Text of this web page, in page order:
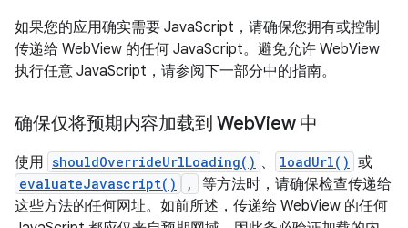
如果您的应用确实需要 JavaScript，请确保您拥有或控制
传递给 WebView 的任何 JavaScript。避免允许 WebView
执行任意 JavaScript，请参阅下一部分中的指南。
确保仅将预期内容加载到 WebView 中
使用 shouldOverrideUrlLoading() 、 loadUrl() 或
evaluateJavascript() ,
等方法时，请确保检查传递给
这些方法的任何网址。如前所述，传递给 WebView 的任何